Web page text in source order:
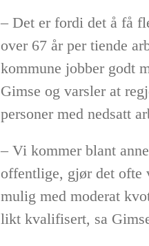
– Det er fordi det å få
over 67 år per tiende
kommune jobber godt
Gimse og varsler at
personer med nedsatt
– Vi kommer blant
offentlige, gjør det ofte
mulig med moderat
likt kvalifisert, sa